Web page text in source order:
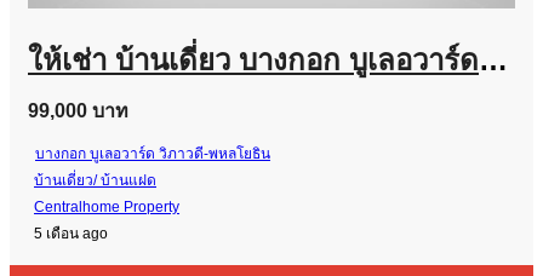
ให้เช่า บ้านเดี่ยว บางกอก บูเลอวาร์ด วิภาวดี – พหลโยธิน แปลงหน้าสวน
99,000 บาท
บางกอก บูเลอวาร์ด วิภาวดี-พหลโยธิน
บ้านเดี่ยว/ บ้านแฝด
Centralhome Property
5 เดือน ago